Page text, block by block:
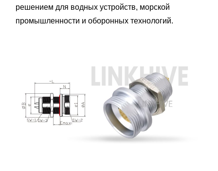
решением для водных устройств, морской
промышленности и оборонных технологий.